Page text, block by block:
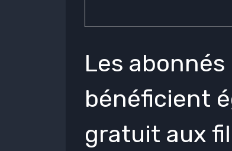
Les
bénéficient
gratuit aux